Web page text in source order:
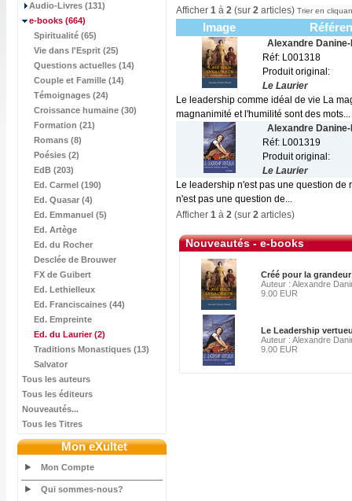
Audio-Livres (131)
e-books (664)
Spiritualité (65)
Vie dans l'Esprit (25)
Questions actuelles (14)
Couple et Famille (14)
Témoignages (24)
Croissance humaine (30)
Formation (21)
Romans (8)
Poésies (2)
EdB (203)
Ed. Carmel (190)
Ed. Quasar (4)
Ed. Emmanuel (5)
Ed. Artège
Ed. du Rocher
Desclée de Brouwer
FX de Guibert
Ed. Lethielleux
Ed. Franciscaines (44)
Ed. Empreinte
Ed. du Laurier(2)
Traditions Monastiques (13)
Salvator
Tous les auteurs
Tous les éditeurs
Nouveautés...
Tous les Titres
Mon eXultet
Mon Compte
Qui sommes-nous?
Afficher 1 à 2 (sur 2 articles) Trier en
Image
Alexandre
Réf: L001318
Produit original:
Le Laurier
Le leadership comme idéal de vie La
magnanimité et l'humilité sont des mots...
Alexandre
Réf: L001319
Produit original:
Le Laurier
Le leadership n'est pas une question
n'est pas une question de...
Afficher 1 à 2 (sur 2 articles)
Nouveautés - e-books
Créé pour la grandeur
Auteur : Alexandre
9.00 EUR
Le Leadership
Auteur : Alexandre
9.00 EUR